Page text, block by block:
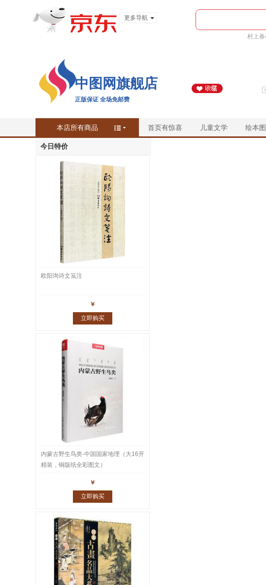
更多导航
村上
中图网旗舰店
正版保证 全场免邮费
本店所有商品 首页有惊喜 儿童文学 绘本
今日特价
欧阳询诗文笺注
￥
立即购买
内蒙古野生鸟类-中国国家地理（大16开
精装，铜版纸全彩图文）
￥
立即购买